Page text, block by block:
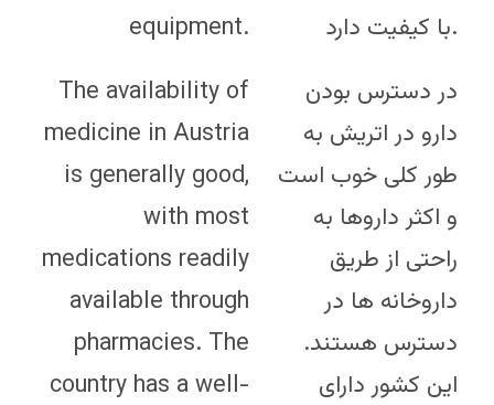
equipment.
The availability of
medicine in Austria
is generally good,
with most
medications readily
available through
pharmacies. The
country has a well-
با کیفیت دارد.
در دسترس بودن
دارو در اتریش به
طور کلی خوب است
و اکثر داروها به
راحتی از طریق
داروخانه ها در
دسترس هستند.
این کشور دارای